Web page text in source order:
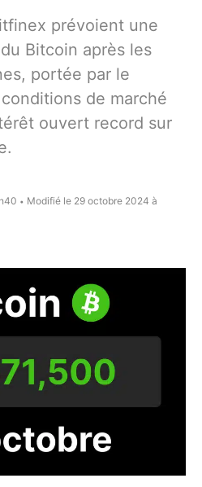
prévoient une
Bitcoin après les
portée par le
de marché
ouvert record sur
• Modifié le 29 octobre 2024 à